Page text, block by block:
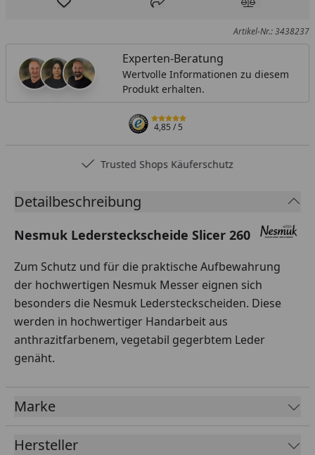
Produkt zur Wunschliste hinzufügen
Teilen Produkt
Artikel-Nr.: 3438237
Experten-Beratung
Wertvolle Informationen zu diesem
Produkt erhalten.
4,85/ 5
Trusted Shops Käuferschutz
Detailbeschreibung
Nesmuk Ledersteckscheide Slicer 260
Zum Schutz und für die praktische Aufbewahrung
der hochwertigen Nesmuk Messer eignen sich
besonders die Nesmuk Ledersteckscheiden. Diese
werden in hochwertiger Handarbeit aus
anthrazitfarbenem, vegetabil gegerbtem Leder
genäht.
Marke
Hersteller